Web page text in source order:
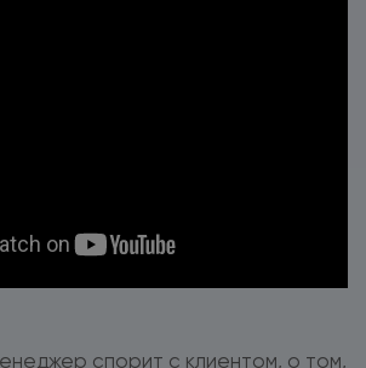
спорит с клиентом, о том,